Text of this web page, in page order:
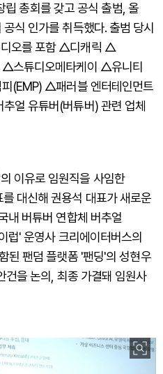
총회를 갖고 공식 출범, 올
식 인가를 취득했다. 출범 당시
디오를 포함 △디캐릭 △
스튜디오메타케이 △유니티
(EMP) △패러블 엔터테인먼트
얼 유튜버(버튜버) 관련 업체
이유로 임원직을 사임한
대신해 권용석 대표가 새로운
내 버튜버 연합체 버추얼
럽' 운영사 크리에이터버스의
된 팬덤 플랫폼 '팬딩'의 성현우
을 논의, 최종 가결돼 임원사